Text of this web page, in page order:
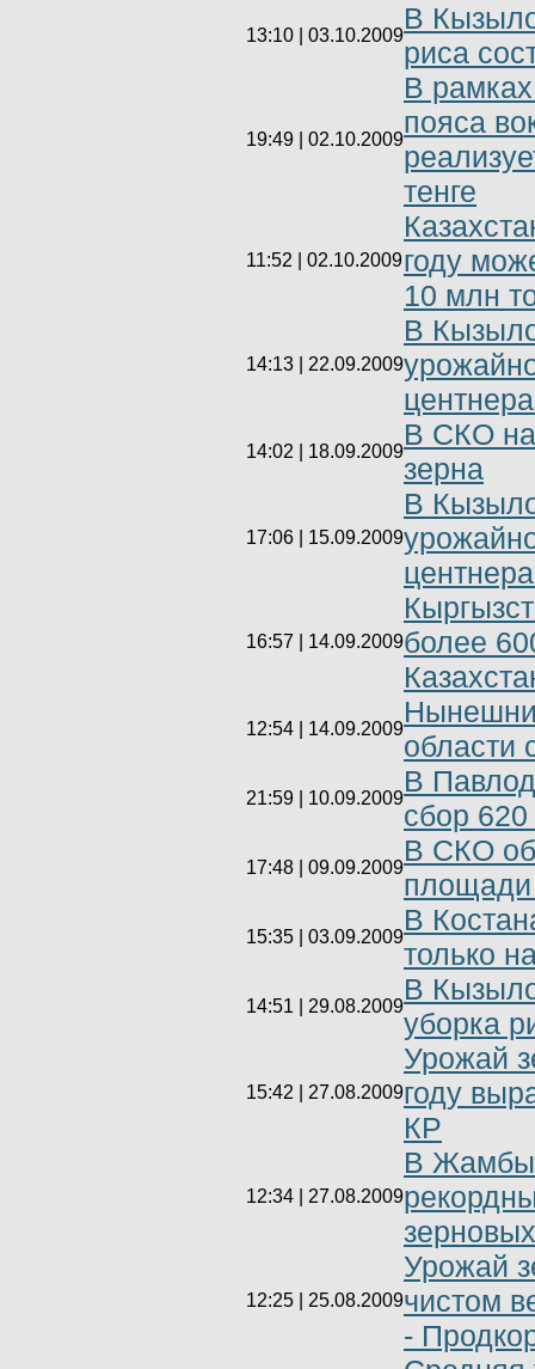
13:10 | 03.10.2009
В
риса
19:49 | 02.10.2009
В
пояса
тенге
11:52 | 02.10.2009году
10 млн
14:13 | 22.09.2009
В
14:02 | 18.09.2009
В СКО
зерна
17:06 | 15.09.2009
В
16:57 | 14.09.2009более
12:54 | 14.09.2009
области
21:59 | 10.09.2009
В
сбор
17:48 | 09.09.2009
В СКО
площади
15:35 | 03.09.2009
В
только
14:51 | 29.08.2009
В
уборка
15:42 | 27.08.2009
Урожай
году
КР
12:34 | 27.08.2009
В
12:25 | 25.08.2009
Урожай
чистом
-